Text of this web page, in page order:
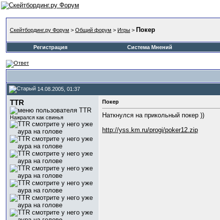
Скейтбординг.ру Форум > Общий форум > Игры > Покер
Регистрация
Система Мнений
14.08.2005, 01:37
TTR
Нажрался как свинья
Покер
Наткнулся на прикольный покер ))
http://yss.km.ru/progi/poker12.zip